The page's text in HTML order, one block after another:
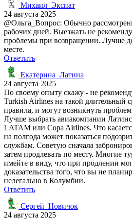
Михаил_Экспат
24 августа 2025
@Ольга_Вопрос: Обычно
рабочих дней. Выезжать не
проблемы при возвращении. Лучше
месте.
Ответить
Екатерина_Латина
24 августа 2025
По своему опыту скажу - не
Turkish Airlines на такой длительный
правила, и могут возникнуть
Лучше выбрать авиакомпании
LATAM или Copa Airlines. Что
на полгода может показаться
службам. Советую сначала
затем продлевать по месту. Многие
имейте в виду, что при продлении
доказательства того, что вы не
нелегально в Колумбии.
Ответить
Сергей_Новичок
24 августа 2025